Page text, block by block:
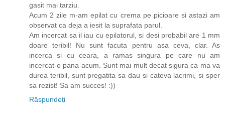
gasit mai tarziu.
Acum 2 zile m-am epilat cu crema pe picioare si astazi am
observat ca deja a iesit la suprafata parul.
Am incercat sa il iau cu epilatorul, si desi probabil are 1 mm
doare teribil! Nu sunt facuta pentru asa ceva, clar. As
incerca si cu ceara, a ramas singura pe care nu am
incercat-o pana acum. Sunt mai mult decat sigura ca ma va
durea teribil, sunt pregatita sa dau si cateva lacrimi, si sper
sa rezist! Sa am succes! :))
Răspundeți